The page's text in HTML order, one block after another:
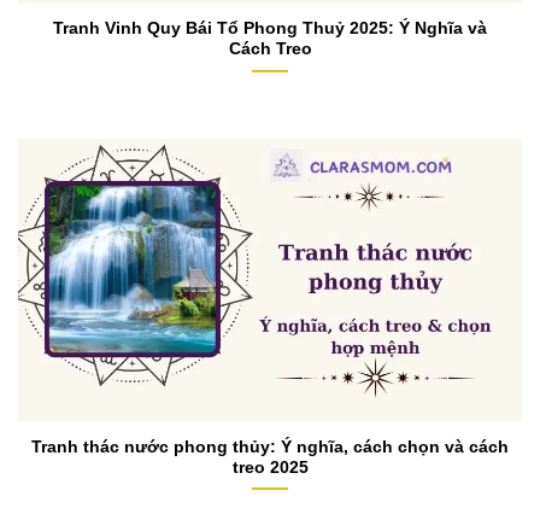
Tranh Vinh Quy Bái Tổ Phong Thuỷ 2025: Ý Nghĩa và
Cách Treo
Tranh thác nước phong thủy: Ý nghĩa, cách chọn và cách
treo 2025